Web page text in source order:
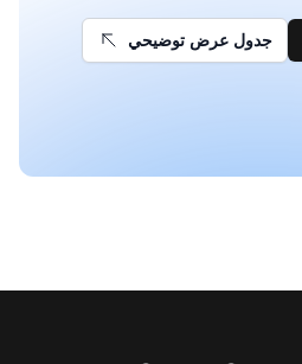
جدول عرض توضيحي